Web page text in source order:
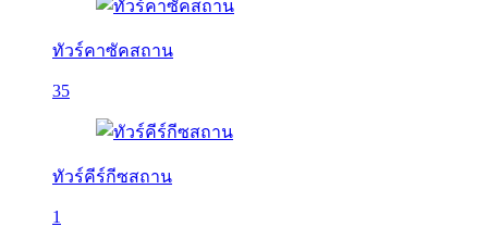
ทัวร์คาซัคสถาน
35
ทัวร์คีร์กีซสถาน
1